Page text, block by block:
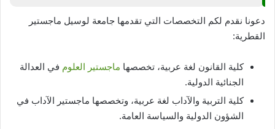
دعونا نقدم لكم التخصصات التي تقدمها جامعة لوسيل ماجستير
القطرية:
كلية القانون لغة عربية، تخصصها ماجستير العلوم في العدالة
الجنائية الدولية.
كلية التربية والآداب لغة عربية، وتخصصها ماجستير الآداب في
الشؤون الدولية والسياسة العامة.